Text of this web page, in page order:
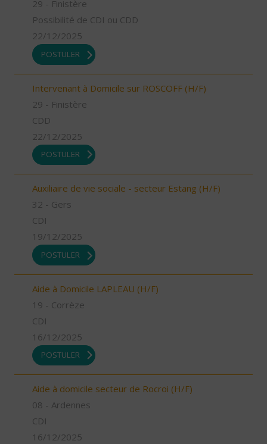
29 - Finistère
Possibilité de CDI ou CDD
22/12/2025
POSTULER
Intervenant à Domicile sur ROSCOFF (H/F)
29 - Finistère
CDD
22/12/2025
POSTULER
Auxiliaire de vie sociale - secteur Estang (H/F)
32 - Gers
CDI
19/12/2025
POSTULER
Aide à Domicile LAPLEAU (H/F)
19 - Corrèze
CDI
16/12/2025
POSTULER
Aide à domicile secteur de Rocroi (H/F)
08 - Ardennes
CDI
16/12/2025